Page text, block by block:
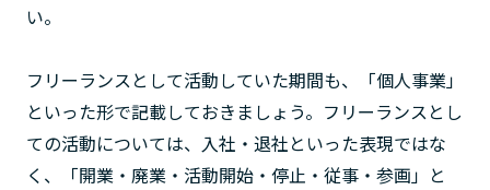
い。
フリーランスとして活動していた期間も、「個人事業」
といった形で記載しておきましょう。フリーランスとし
ての活動については、入社・退社といった表現ではな
く、「開業・廃業・活動開始・停止・従事・参画」と